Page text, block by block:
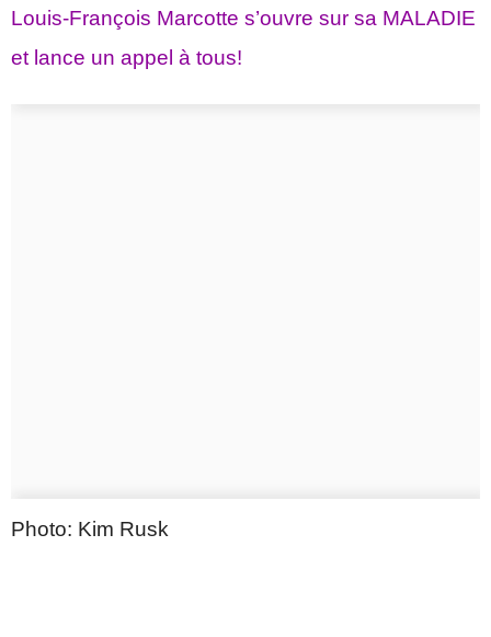
Louis-François Marcotte s’ouvre sur sa MALADIE
et lance un appel à tous!
Photo: Kim Rusk